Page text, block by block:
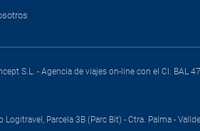
S.L. - Agencia de viajes on-line con el CI. BAL
Logitravel, Parcela 3B (Parc Bit) - Ctra. Palma -